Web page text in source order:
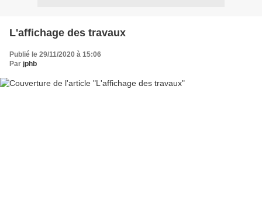
L'affichage des travaux
Publié le 29/11/2020 à 15:06
Par jphb